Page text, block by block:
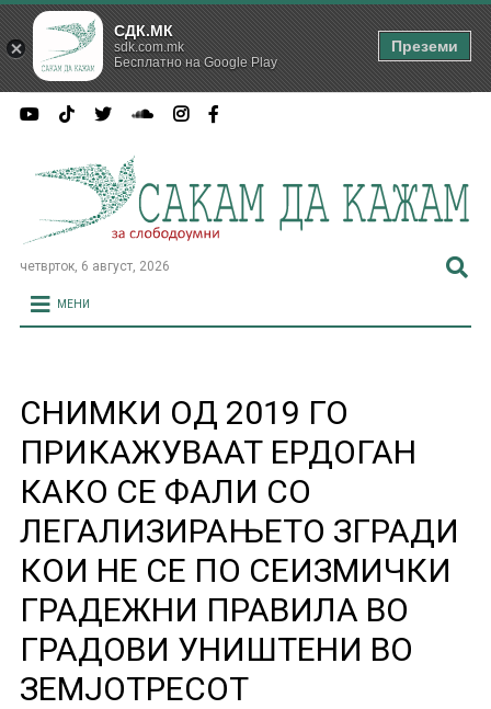
четврток, 6 август, 2026
МЕНИ
СНИМКИ ОД 2019 ГО
ПРИКАЖУВААТ ЕРДОГАН
КАКО СЕ ФАЛИ СО
ЛЕГАЛИЗИРАЊЕТО ЗГРАДИ
КОИ НЕ СЕ ПО СЕИЗМИЧКИ
ГРАДЕЖНИ ПРАВИЛА ВО
ГРАДОВИ УНИШТЕНИ ВО
ЗЕМЈОТРЕСОТ
СДК.МК
sdk.com.mk
Бесплатно на Google Play
Преземи